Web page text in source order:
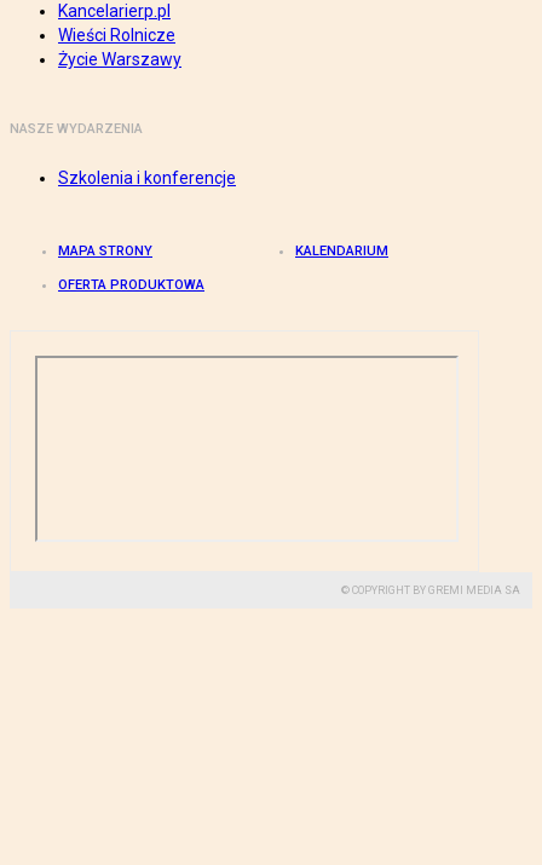
Kancelarierp.pl
Wieści Rolnicze
Życie Warszawy
NASZE WYDARZENIA
Szkolenia i konferencje
MAPA STRONY KALENDARIUM
OFERTA PRODUKTOWA
© COPYRIGHT BY GREMI MEDIA SA